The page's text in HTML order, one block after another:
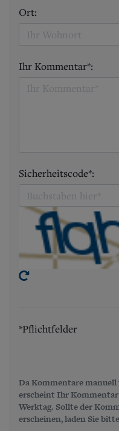
Ort:
Ihr Kommentar*:
Sicherheitscode*:
*Pflichtfelder
Da Kommentare manuell
erscheint Ihr
Werktag. Sollte der
erscheinen, laden Sie